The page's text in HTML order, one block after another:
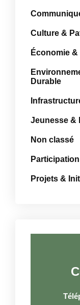
Culture &
Économie
Durable
Jeunesse &
Non classé
Projets &